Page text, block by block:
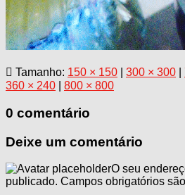
Tamanho: 150 × 150 300 × 300
360 × 240
800 × 800
0 comentário
Deixe um comentário
O seu
publicado. Campos obrigatórios